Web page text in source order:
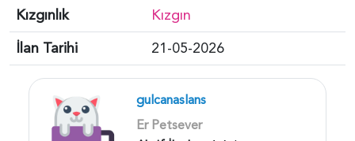
Kızgınlık
Kızgın
İlan Tarihi
21-05-2026
gulcanaslans
Er Petsever